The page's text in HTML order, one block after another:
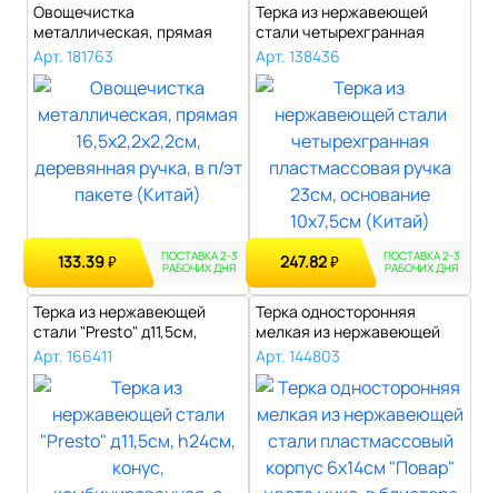
Овощечистка
металлическая, прямая
16,5х2,2х2,2см, дерев..
Арт. 181763
133.39₽ ПОСТАВКА 2-3
РАБОЧИХ ДНЯ
Терка из нержавеющей
стали четырехгранная
пластмассовая..
Арт. 138436
247.82₽ ПОСТАВКА 2-3
РАБОЧИХ ДНЯ
Терка из нержавеющей
стали "Presto" д11,5см,
h24см, кон..
Арт. 166411
Терка односторонняя
мелкая из нержавеющей
стали пластма..
Арт. 144803